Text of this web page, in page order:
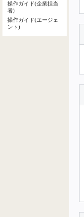
操作ガイド(企業担当
者)
操作ガイド(エージェ
ント)